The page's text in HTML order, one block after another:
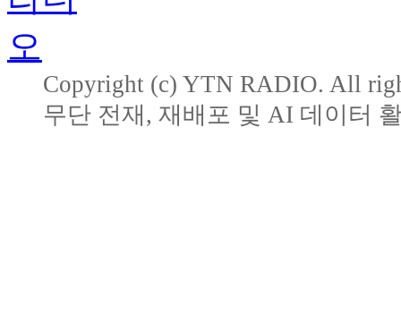
Copyright (c) YTN RADIO. All
무단 전재, 재배포 및 AI 데이터